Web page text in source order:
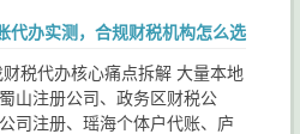
代办实测，合规财税机构怎么选
税代办核心痛点拆解 大量本地
山注册公司、政务区财税公
司注册、瑶海个体户代账、庐